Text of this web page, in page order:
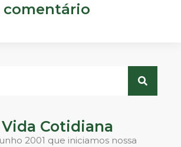
comentário
Cotidiana
2001 que iniciamos nossa